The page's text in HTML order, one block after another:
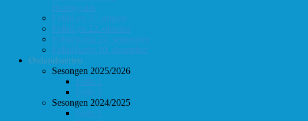
Hurtigsjakk
FolloLyn 27. august
FolloLyn 22. oktober
FolloHurtig 24. september
FolloHurtig 10. desember
Østlandsserien
Sesongen 2025/2026
Follo 1
Follo 2
Sesongen 2024/2025
Follo 1